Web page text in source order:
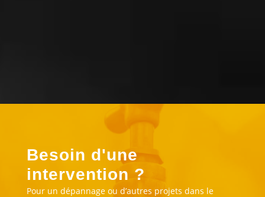
Besoin d'une
intervention ?
Pour un dépannage ou d’autres projets dans le